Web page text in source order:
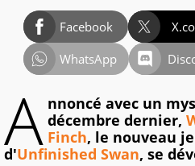
Facebook
WhatsApp
A nnoncé avec un
décembre dernier,
Finch, le nouveau
d'Unfinished Swan, se